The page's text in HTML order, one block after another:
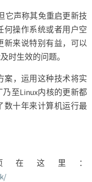
它声称其免重启更新技
何操作系统或者用户空
新来说特别有益，可以
时生效的问题。
案，运用这种技术将实
至Linux内核的更新都
数十年来计算机运行最
页在这里：